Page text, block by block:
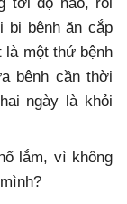
bị bệnh ăn cắp
là một thứ bệnh
bệnh cần thời
ngày là khỏi
lắm, vì không